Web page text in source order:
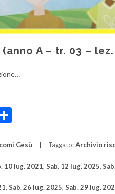
A – tr. 03 – lez.
Gesù Taggato:Archivio
10 lug. 2021, Sab. 12 lug. 2025,
, Sab. 26 lug. 2025, Sab. 29 lug.